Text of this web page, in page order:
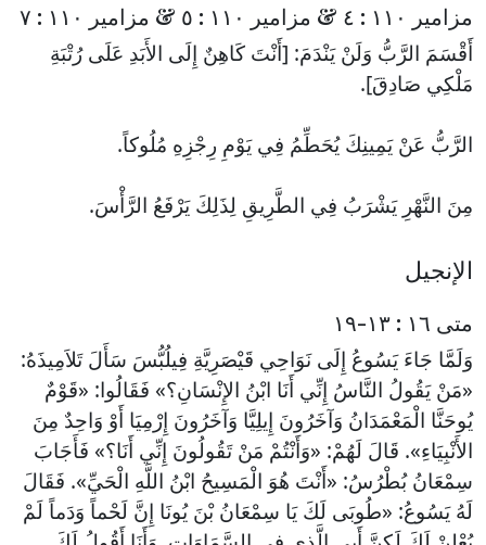
مزامير ١١٠ : ٤ & مزامير ١١٠ : ٥ & مزامير ١١٠ : ٧
أَقْسَمَ الرَّبُّ وَلَنْ يَنْدَمَ: [أَنْتَ كَاهِنٌ إِلَى الأَبَدِ عَلَى رُتْبَةِ
مَلْكِي صَادِقَ].
الرَّبُّ عَنْ يَمِينِكَ يُحَطِّمُ فِي يَوْمِ رِجْزِهِ مُلُوكاً.
مِنَ النَّهْرِ يَشْرَبُ فِي الطَّرِيقِ لِذَلِكَ يَرْفَعُ الرَّأْسَ.
الإنجيل
متى ١٦ : ١٣-١٩
وَلَمَّا جَاءَ يَسُوعُ إِلَى نَوَاحِي قَيْصَرِيَّةِ فِيلُبُّسَ سَأَلَ تَلاَمِيذَهُ:
«مَنْ يَقُولُ النَّاسُ إِنِّي أَنَا ابْنُ الإِنْسَانِ؟» فَقَالُوا: «قَوْمٌ
يُوحَنَّا الْمَعْمَدَانُ وَآخَرُونَ إِيلِيَّا وَآخَرُونَ إِرْمِيَا أَوْ وَاحِدٌ مِنَ
الأَنْبِيَاءِ». قَالَ لَهُمْ: «وَأَنْتُمْ مَنْ تَقُولُونَ إِنِّي أَنَا؟» فَأَجَابَ
سِمْعَانُ بُطْرُسُ: «أَنْتَ هُوَ الْمَسِيحُ ابْنُ اللَّهِ الْحَيِّ». فَقَالَ
لَهُ يَسُوعُ: «طُوبَى لَكَ يَا سِمْعَانُ بْنَ يُونَا إِنَّ لَحْماً وَدَماً لَمْ